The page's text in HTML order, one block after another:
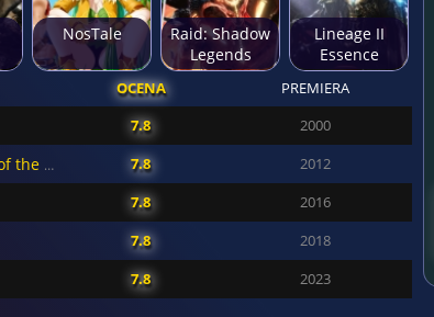
NosTale
Raid: Shadow
Legends
Lineage II
Essence
OCENA PREMIERA
7.8 2000
7. Ragnarok Online 2: Legend of the Second 7.8 2012
7.8 2016
7.8 2018
7.8 2023